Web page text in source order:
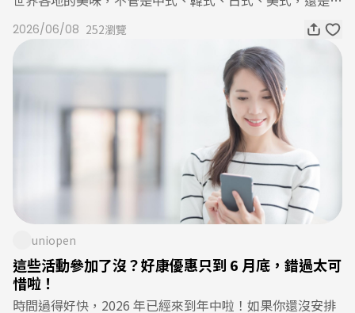
次將於超商官方粉絲團公告，歡迎持續關注最新資訊！這個
夏天，一起享受足球帶來的感動！無論你選擇用什麼方式投
入這場全球矚目的足球盛宴，最重要的都是和親朋好友一起
分享每一次進球的喜悅與精彩的對決。快把觀賽行程安排起
來、準備好應援裝備與美食，用最熱情的方式迎接這個屬於
足球迷的夏天，一起為喜愛的球隊與球員大聲喝采吧！
費者在購物之餘還能多一份驚喜！看更多618 購物優惠 3. Y
ahoo 拍賣Yahoo 拍賣與 7-ELEVEN 強強聯手，推出極具誠
意的物流與點數回饋，省運費的同時，還能抗通膨！6 月期
間推出 7-ELEVEN 超商取貨滿 199 元免運活動，其中 6/16
～6/18 更加碼限時滿 $99 即享免運，低單價補貨趁現在。
同時會員單筆消費滿 500 元完成登記後，可獲得 10% OPE
NPOINT 回饋（每人限得一次，最高回饋 50 點，每日限量
500 名），讓小額消費也能享有不錯的省錢效果！看更多6
18 購物優惠 4. Yahoo 購物Yahoo 購物今年最受矚目的優惠
莫過於 6 月 10 日至 14 日推出的「滿千送百」活動，全站
消費每滿 1,500 元即送 150 元購物金，最高可拿到 1,500
元回饋，而且免登記、無名額限制，買越多省越多！此外，
想要讓回饋再翻倍？快把省錢神卡掏出來！即日起到 6/30
前，天天刷 uniopen 聯名卡，單筆滿 $3,000 就送 $200 現
折券；如果挑在週五結帳消費，每筆最高還能狂飆 5% OPE
NPOINT 回饋（需登錄、有上限），精打細算的小資族絕
酒館、火鍋店、自助 Buffet，這裡都能滿足不同族群的味
蕾。編輯幫大家整理了 DREAM PLAZA 6 間非常值得一試的
人氣餐廳，跟著吃準沒錯！DREAM PLAZA 餐廳推薦 1. Lill
ASource：DREAM PLAZA想找一間適合約會、聚餐，又能
悠閒享受美味時光的餐廳，LillA 是不少饕客推薦的首選！
以「美式料理」結合中式創意，激發出不一樣的火花，Lill
A 將經典加州風格融入料理美學，從菜色、擺盤、裝潢空
間，都能享受加州的 Chill 氛圍，讓人彷彿暫時跳脫信義區
的忙碌節奏，享受悠閒自在的用餐時光，也讓整體用餐體驗
更具儀式感！DREAM PLAZA 餐廳推薦 2. 漢來上海湯包Sou
rce：DREAM PLAZA提到中式點心，怎麼可能不想到最經典
的「小籠湯包」呢？漢來上海湯包以皮薄餡鮮、湯汁飽滿聞
名，招牌小籠湯包一口咬下，濃郁湯汁在口中散開，讓人忍
不住再點一籠。除了經典湯包之外，蒸籠點心、主廚私房菜
與特色甜品同樣深受歡迎。DREAM PLAZA 餐廳推薦 3. 椒朋
2026/06/08 252瀏覽
uniopen
這些活動參加了沒？好康優惠只到 6 月底，錯過太可
惜啦！
時間過得好快，2026 年已經來到年中啦！如果你還沒安排